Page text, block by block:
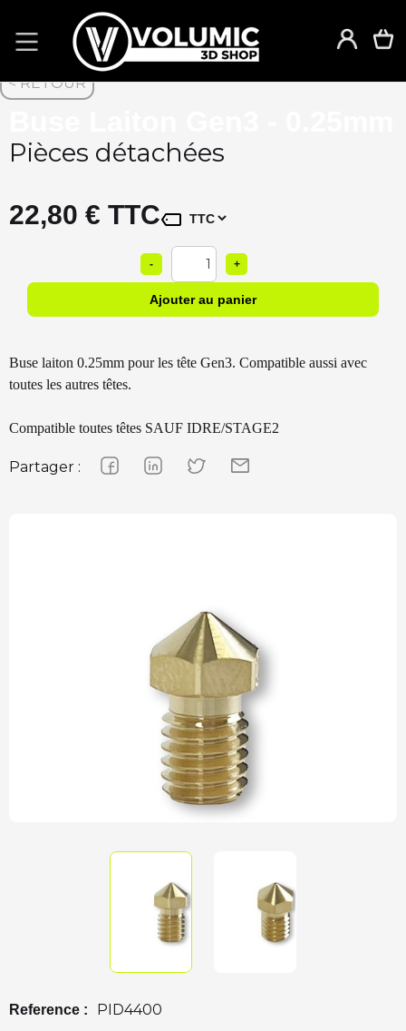
< RETOUR
Pièces détachées
22,80 € TTC
- 1 +
Buse laiton 0.25mm pour les tête Gen3. Compatible aussi avec
toutes les autres têtes.
Compatible toutes têtes SAUF IDRE/STAGE2
Reference : PID4400
Partager :